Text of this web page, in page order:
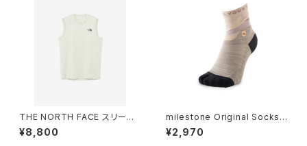
THE NORTH FACE スリーブ
レスドライドットライトクルー（メ
ンズ）グレイッシュホワイト
¥8,800
milestone Original Socks
MSS-003 バレーベージュ
¥2,970